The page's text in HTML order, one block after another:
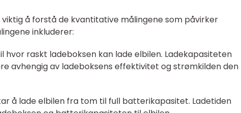
å forstå de kvantitative målingene som påvirker
inkluderer:
hvor raskt ladeboksen kan lade elbilen. Ladekapasiteten
avhengig av ladeboksens effektivitet og strømkilden den
å lade elbilen fra tom til full batterikapasitet. Ladetiden